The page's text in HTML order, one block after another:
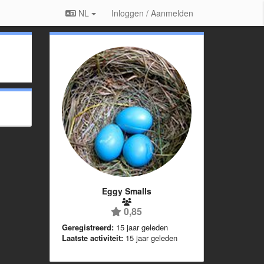
NL Inloggen / Aanmelden
Eggy Smalls
0,85
Geregistreerd: 15 jaar geleden
Laatste activiteit: 15 jaar geleden